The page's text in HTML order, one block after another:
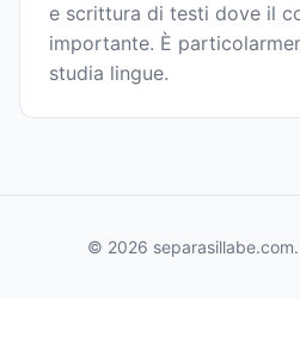
e scrittura di testi dove il
importante. È
studia lingue.
© 2026